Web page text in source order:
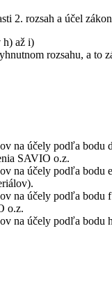
2. rozsah a účel
h) až i)
rozsahu, a
na účely podľa
SAVIO o.z.
na účely podľa
na účely podľa
o.z.
na účely podľa